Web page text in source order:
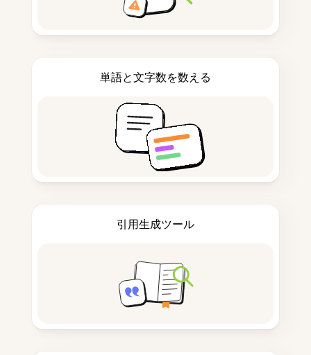
単語と文字数を数える
引用生成ツール